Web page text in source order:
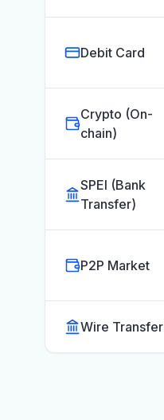
Debit Card
Crypto (On-
chain)
SPEI (Bank
Transfer)
P2P Market
Wire Transfer